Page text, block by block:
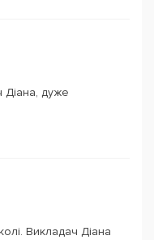
Діана, дуже
Викладач Діана